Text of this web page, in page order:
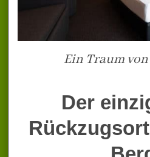
Ein Traum
Der